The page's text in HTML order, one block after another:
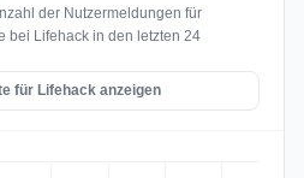
der Nutzermeldungen für
bei Lifehack in den letzten 24
für Lifehack anzeigen